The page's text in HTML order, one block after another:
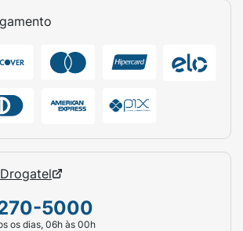
Drogatel
5000
os dias, 06h às 00h